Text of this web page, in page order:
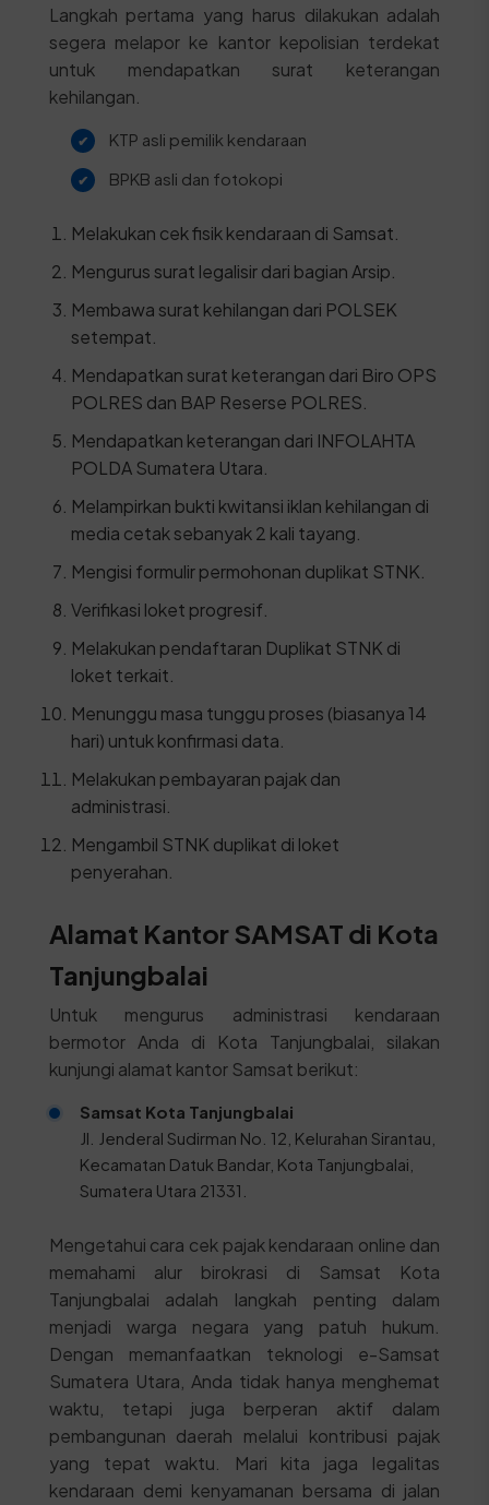
Langkah pertama yang harus dilakukan adalah
segera melapor ke kantor kepolisian terdekat
untuk mendapatkan surat keterangan
kehilangan.
KTP asli pemilik kendaraan
BPKB asli dan fotokopi
Melakukan cek fisik kendaraan di Samsat.
Mengurus surat legalisir dari bagian Arsip.
Membawa surat kehilangan dari POLSEK
setempat.
Mendapatkan surat keterangan dari Biro OPS
POLRES dan BAP Reserse POLRES.
Mendapatkan keterangan dari INFOLAHTA
POLDA Sumatera Utara.
Melampirkan bukti kwitansi iklan kehilangan di
media cetak sebanyak 2 kali tayang.
Mengisi formulir permohonan duplikat STNK.
Verifikasi loket progresif.
Melakukan pendaftaran Duplikat STNK di
loket terkait.
Menunggu masa tunggu proses (biasanya 14
hari) untuk konfirmasi data.
Melakukan pembayaran pajak dan
administrasi.
Mengambil STNK duplikat di loket
penyerahan.
Alamat Kantor SAMSAT di Kota
Tanjungbalai
Untuk mengurus administrasi kendaraan
bermotor Anda di Kota Tanjungbalai, silakan
kunjungi alamat kantor Samsat berikut:
Samsat Kota Tanjungbalai
Jl. Jenderal Sudirman No. 12, Kelurahan Sirantau,
Kecamatan Datuk Bandar, Kota Tanjungbalai,
Sumatera Utara 21331.
Mengetahui cara cek pajak kendaraan online dan
memahami alur birokrasi di Samsat Kota
Tanjungbalai adalah langkah penting dalam
menjadi warga negara yang patuh hukum.
Dengan memanfaatkan teknologi e-Samsat
Sumatera Utara, Anda tidak hanya menghemat
waktu, tetapi juga berperan aktif dalam
pembangunan daerah melalui kontribusi pajak
yang tepat waktu. Mari kita jaga legalitas
kendaraan demi kenyamanan bersama di jalan